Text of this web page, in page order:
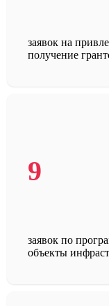
заявок на
получение
9
заявок по
объекты